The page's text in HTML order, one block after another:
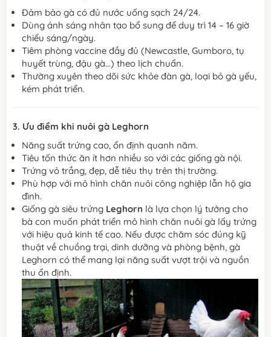
Đảm bảo gà có đủ nước uống sạch 24/24.
Dùng ánh sáng nhân tạo bổ sung để duy trì 14 – 16 giờ
chiếu sáng/ngày.
Tiêm phòng vaccine đầy đủ (Newcastle, Gumboro, tụ
huyết trùng, đậu gà…) theo lịch chuẩn.
Thường xuyên theo dõi sức khỏe đàn gà, loại bỏ gà yếu,
kém phát triển.
3. Ưu điểm khi nuôi gà Leghorn
Năng suất trứng cao, ổn định quanh năm.
Tiêu tốn thức ăn ít hơn nhiều so với các giống gà nội.
Trứng vỏ trắng, đẹp, dễ tiêu thụ trên thị trường.
Phù hợp với mô hình chăn nuôi công nghiệp lẫn hộ gia
đình.
Giống gà siêu trứng Leghorn là lựa chọn lý tưởng cho
bà con muốn phát triển mô hình chăn nuôi gà lấy trứng
với hiệu quả kinh tế cao. Nếu được chăm sóc đúng kỹ
thuật về chuồng trại, dinh dưỡng và phòng bệnh, gà
Leghorn có thể mang lại năng suất vượt trội và nguồn
thu ổn định.